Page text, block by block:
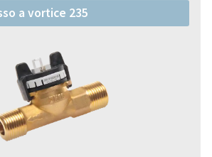
a vortice 235